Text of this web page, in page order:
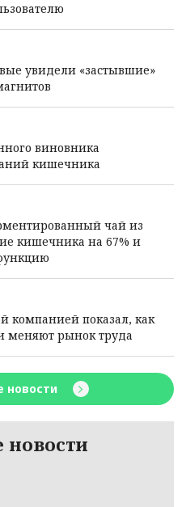
увидели «застывшие»
виновника
кишечника
чай из
кишечника на 67% и
компанией показал, как
меняют рынок труда
новости